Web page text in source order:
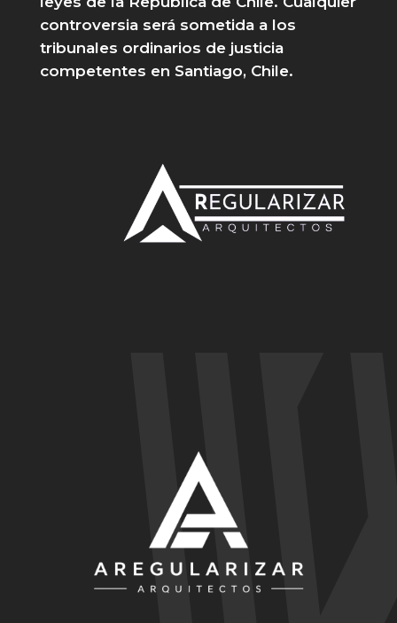
controversia será sometida a los
tribunales ordinarios de justicia
competentes en Santiago, Chile.